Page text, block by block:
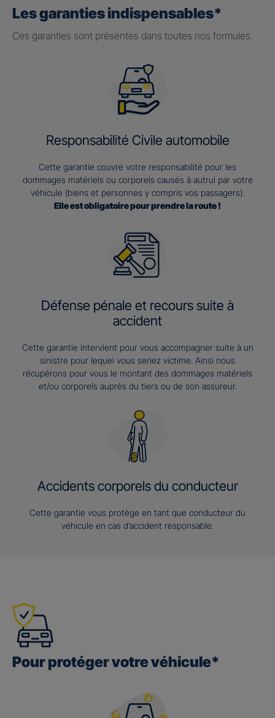
Les garanties indispensables*
Ces garanties sont présentes dans toutes nos formules.
Responsabilité Civile automobile
Cette garantie couvre votre responsabilité pour les
dommages matériels ou corporels causés à autrui par votre
véhicule (biens et personnes y compris vos passagers).
Elle est obligatoire pour prendre la route !
Défense pénale et recours suite à
accident
Cette garantie intervient pour vous accompagner suite à un
sinistre pour lequel vous seriez victime. Ainsi nous
récupérons pour vous le montant des dommages matériels
et/ou corporels auprès du tiers ou de son assureur.
Accidents corporels du conducteur
Cette garantie vous protège en tant que conducteur du
véhicule en cas d’accident responsable.
Pour protéger votre véhicule*